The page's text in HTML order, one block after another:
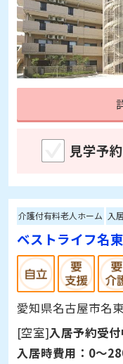
見学予約
介護付有料老人ホーム 入
ベストライフ名東
愛知県名古屋市名
[空室]入居予約受付
入居時費用： 0～